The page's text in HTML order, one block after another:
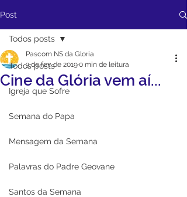
Post
Todos posts
Igreja que Sofre
Semana do Papa
Mensagem da Semana
Palavras do Padre Geovane
Santos da Semana
Todos posts
Cine da Glória vem aí...
Pascom NS da Gloria
3 de fev. de 20190 min de leitura